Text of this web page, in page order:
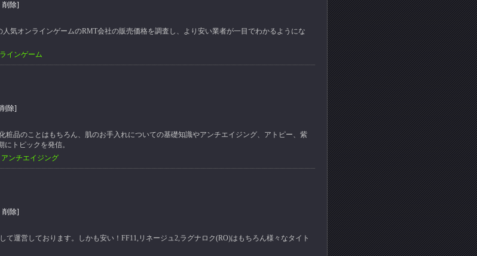
削除]
人気オンラインゲームのRMT会社の販売価格を調査し、より安い業者が一目でわかるようにな
インゲーム
除]
粧品のことはもちろん、肌のお手入れについての基礎知識やアンチエイジング、アトピー、紫
トピックを発信。
ンチエイジング
削除]
て運営しております。しかも安い！FF11,リネージュ2,ラグナロク(RO)はもちろん様々なタイト